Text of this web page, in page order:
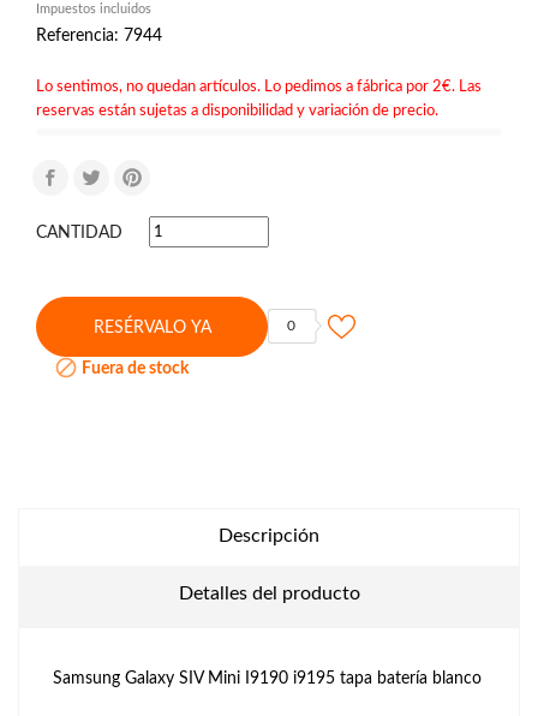
Impuestos incluidos
Referencia: 7944
Lo sentimos, no quedan artículos. Lo pedimos a fábrica por 2€. Las
reservas están sujetas a disponibilidad y variación de precio.
CANTIDAD
RESÉRVALO YA 0
 Fuera de stock
Descripción
Detalles del producto
Samsung Galaxy SIV Mini I9190 i9195 tapa batería blanco